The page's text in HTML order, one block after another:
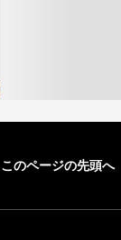
このページの先頭へ